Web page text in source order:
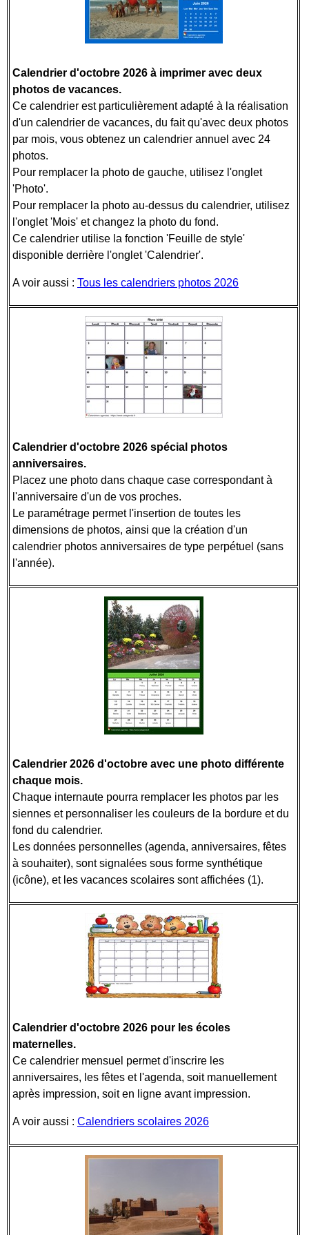
Calendrier d'octobre 2026 à imprimer avec deux
photos de vacances.
Ce calendrier est particulièrement adapté à la réalisation
d'un calendrier de vacances, du fait qu'avec deux photos
par mois, vous obtenez un calendrier annuel avec 24
photos.
Pour remplacer la photo de gauche, utilisez l'onglet
'Photo'.
Pour remplacer la photo au-dessus du calendrier, utilisez
l'onglet 'Mois' et changez la photo du fond.
Ce calendrier utilise la fonction 'Feuille de style'
disponible derrière l'onglet 'Calendrier'.
A voir aussi : Tous les calendriers photos 2026
Calendrier d'octobre 2026 spécial photos
anniversaires.
Placez une photo dans chaque case correspondant à
l'anniversaire d'un de vos proches.
Le paramétrage permet l'insertion de toutes les
dimensions de photos, ainsi que la création d'un
calendrier photos anniversaires de type perpétuel (sans
l'année).
Calendrier 2026 d'octobre avec une photo différente
chaque mois.
Chaque internaute pourra remplacer les photos par les
siennes et personnaliser les couleurs de la bordure et du
fond du calendrier.
Les données personnelles (agenda, anniversaires, fêtes
à souhaiter), sont signalées sous forme synthétique
(icône), et les vacances scolaires sont affichées (1).
Calendrier d'octobre 2026 pour les écoles
maternelles.
Ce calendrier mensuel permet d'inscrire les
anniversaires, les fêtes et l'agenda, soit manuellement
après impression, soit en ligne avant impression.
A voir aussi : Calendriers scolaires 2026